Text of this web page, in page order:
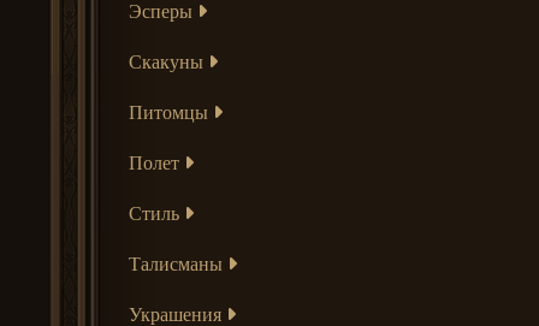
Эсперы
Скакуны
Питомцы
Полет
Стиль
Талисманы
Украшения